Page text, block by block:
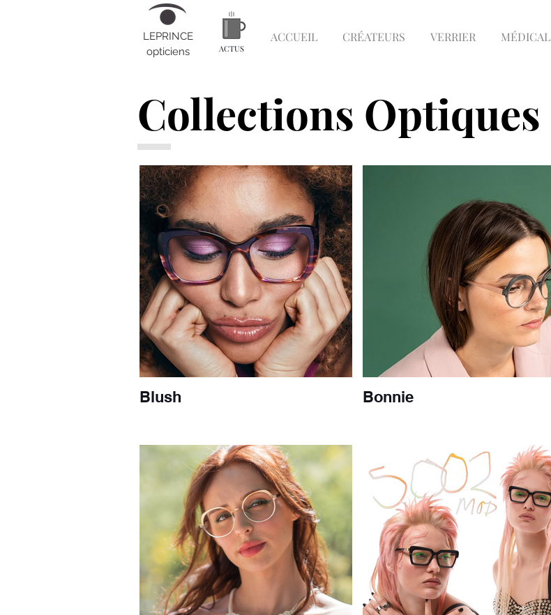
LEPRINCE
opticiens
ACTUS
ACCUEIL CRÉATEURS VERRIER MÉDICAL
Collections Optiques
Blush Bonnie